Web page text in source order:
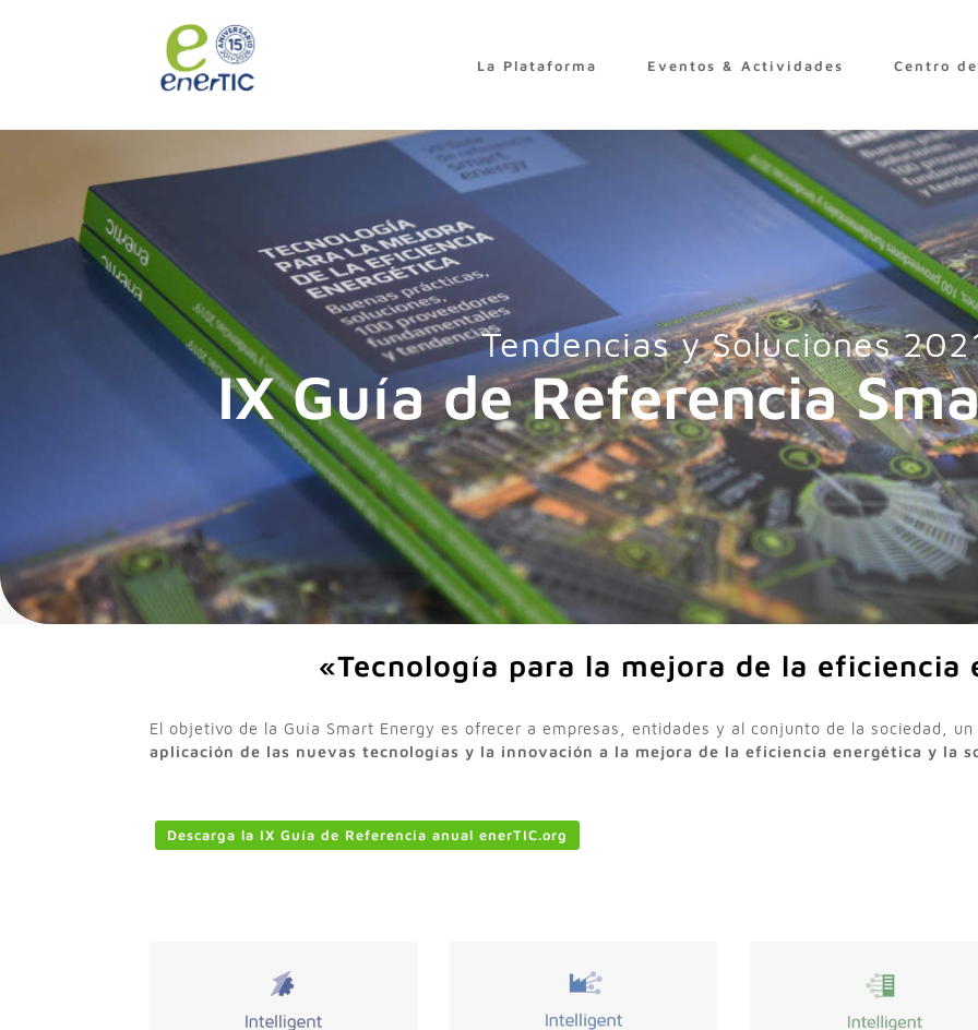
La Plataforma Eventos & Actividades Centro
Tendencias y Soluciones
IX Guía de Referencia
«Tecnología para la mejora de la eficiencia
El objetivo de la Guía Smart Energy es ofrecer a empresas, entidades y al conjunto de la sociedad,
aplicación de las nuevas tecnologías y la innovación a la mejora de la eficiencia energética y la
Descarga la IX Guía de Referencia anual enerTIC.org